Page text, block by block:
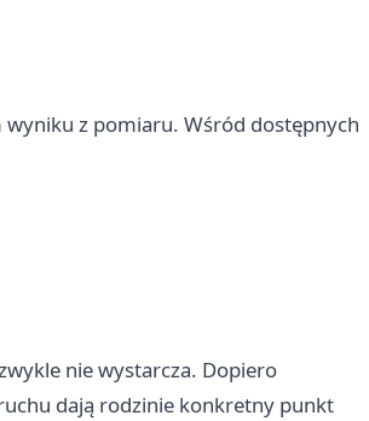
wyniku z pomiaru. Wśród dostępnych
nie wystarcza. Dopiero
dają rodzinie konkretny punkt